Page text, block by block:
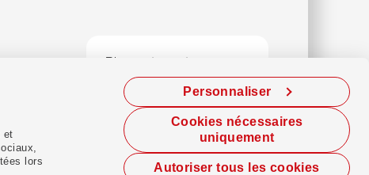
et
lors
Autoriser tous les cookies
Personnaliser
Cookies nécessaires
uniquement
Bloque ta carte
Mot de passe oublié
Postes à pourvoir